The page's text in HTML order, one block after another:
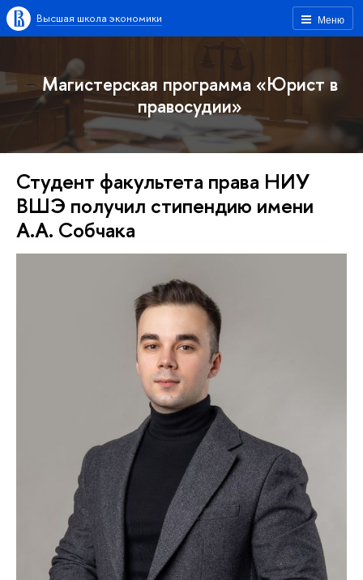
Меню
Высшая школа экономики
Магистерская программа «Юрист в
правосудии»
Студент факультета права НИУ
ВШЭ получил стипендию имени
А.А. Собчака